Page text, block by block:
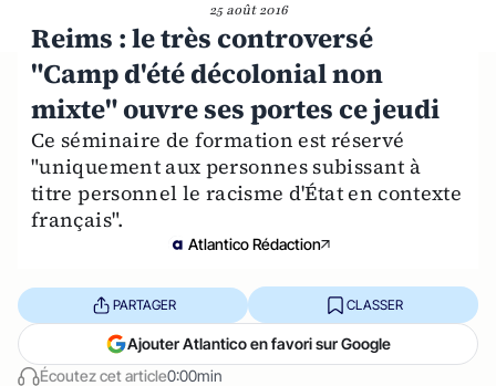
25 août 2016
Reims : le très controversé
"Camp d'été décolonial non
mixte" ouvre ses portes ce jeudi
Ce séminaire de formation est réservé
"uniquement aux personnes subissant à
titre personnel le racisme d'État en contexte
français".
Atlantico Rédaction
Écoutez cet article0:00min
PARTAGER CLASSER
Ajouter Atlantico en favori sur Google